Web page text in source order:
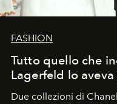
FASHION
Tutto quello che
Lagerfeld lo
Due collezioni di